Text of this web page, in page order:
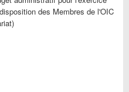
des Membres de l'OIC